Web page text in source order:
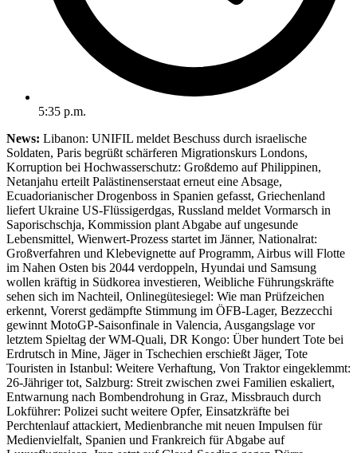
5:35 p.m.
News: Libanon: UNIFIL meldet Beschuss durch israelische
Soldaten, Paris begrüßt schärferen Migrationskurs Londons,
Korruption bei Hochwasserschutz: Großdemo auf Philippinen,
Netanjahu erteilt Palästinenserstaat erneut eine Absage,
Ecuadorianischer Drogenboss in Spanien gefasst, Griechenland
liefert Ukraine US-Flüssigerdgas, Russland meldet Vormarsch in
Saporischschja, Kommission plant Abgabe auf ungesunde
Lebensmittel, Wienwert-Prozess startet im Jänner, Nationalrat:
Großverfahren und Klebevignette auf Programm, Airbus will Flotte
im Nahen Osten bis 2044 verdoppeln, Hyundai und Samsung
wollen kräftig in Südkorea investieren, Weibliche Führungskräfte
sehen sich im Nachteil, Onlinegütesiegel: Wie man Prüfzeichen
erkennt, Vorerst gedämpfte Stimmung im ÖFB-Lager, Bezzecchi
gewinnt MotoGP-Saisonfinale in Valencia, Ausgangslage vor
letztem Spieltag der WM-Quali, DR Kongo: Über hundert Tote bei
Erdrutsch in Mine, Jäger in Tschechien erschießt Jäger, Tote
Touristen in Istanbul: Weitere Verhaftung, Von Traktor eingeklemmt:
26-Jähriger tot, Salzburg: Streit zwischen zwei Familien eskaliert,
Entwarnung nach Bombendrohung in Graz, Missbrauch durch
Lokführer: Polizei sucht weitere Opfer, Einsatzkräfte bei
Perchtenlauf attackiert, Medienbranche mit neuen Impulsen für
Medienvielfalt, Spanien und Frankreich für Abgabe auf